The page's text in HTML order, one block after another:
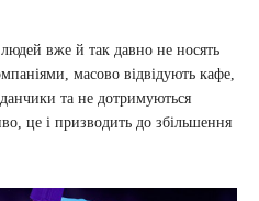
вже й так давно не носять
масово відвідують кафе,
та не дотримуються
це і призводить до збільшення